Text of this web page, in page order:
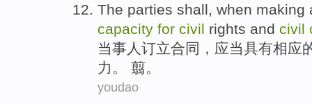
The parties shall, when making
capacity for civil rights and civil
当事人 订立合同 ， 应当具有相应
力。 翦。
youdao